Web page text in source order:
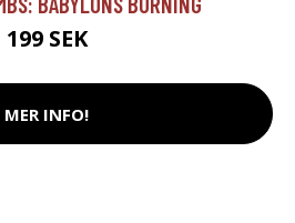
199 SEK
MER INFO!